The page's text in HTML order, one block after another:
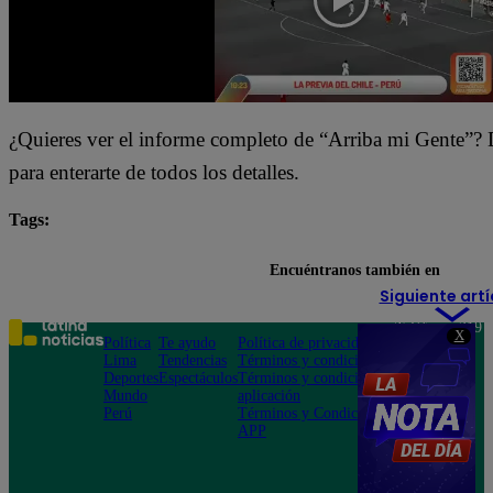
X
¿Quieres ver el informe completo de “Arriba mi
para enterarte de todos los detalles.
Tags:
Siguiente
Encuéntranos también en
Política
Lima
Deportes
Mundo
Perú
Te ayudo
Tendencias
Espectáculos
Política de privacidad
Términos y condiciones
Términos y condiciones
aplicación
Términos y Condiciones
APP
Teléfono: 219
Av. San
Felipe 968
Jesús María